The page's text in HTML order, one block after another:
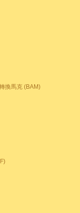
換馬克 (BAM)